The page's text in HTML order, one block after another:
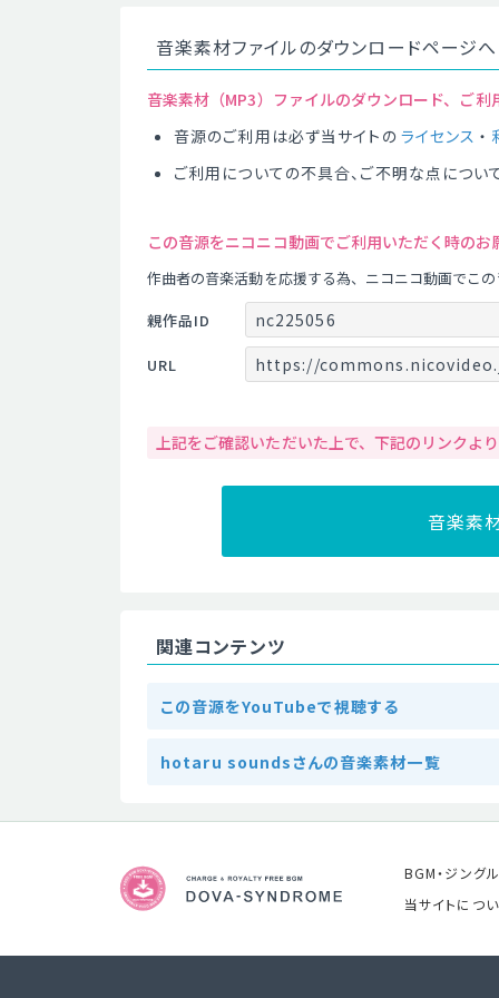
音楽素材ファイルのダウンロードページへ
音楽素材（MP3）ファイルのダウンロード、ご
音源のご利用は必ず当サイトの ライセンス ・
ご利用についての不具合、ご不明な点につい
この音源をニコニコ動画でご利用いただく時のお
作曲者の音楽活動を応援する為、ニコニコ動画でこ
親作品ID
nc225056
URL https://
上記をご確認いただいた上で、下記のリンクよ
音楽素
関連コンテンツ
この音源をYouTubeで視聴する
hotaru soundsさんの音楽素材一覧
BGM・ジングル
当サイトにつ